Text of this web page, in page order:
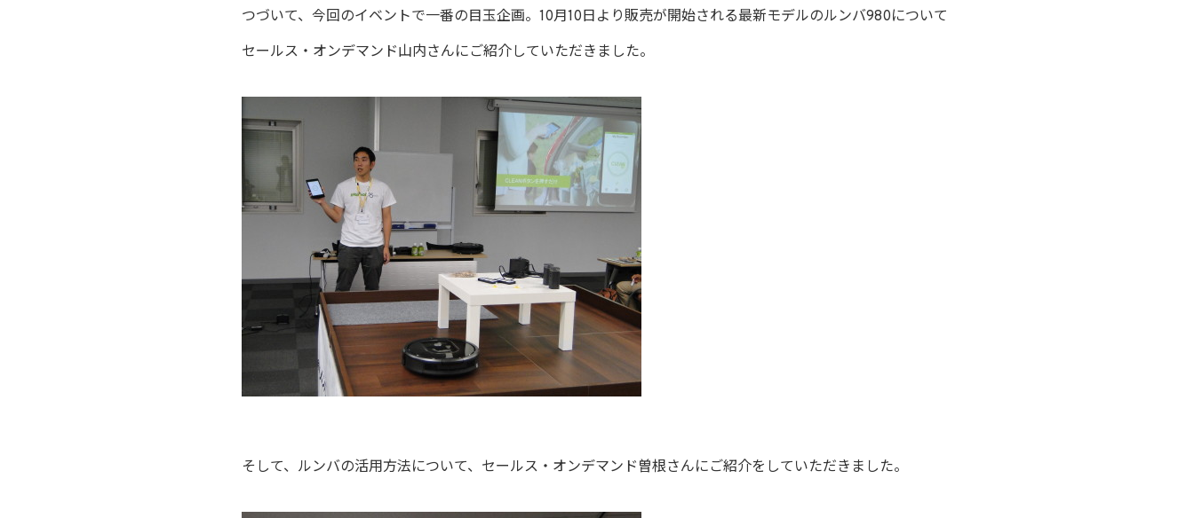
つづいて、今回のイベントで一番の目玉企画。10月10日より販売が開始される最新モデルのルンバ980について
セールス・オンデマンド山内さんにご紹介していただきました。
そして、ルンバの活用方法について、セールス・オンデマンド曽根さんにご紹介をしていただきました。